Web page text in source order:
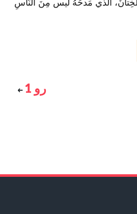
الّذي مَدحُهُ ليس مِنَ النّاسِ
رو 1